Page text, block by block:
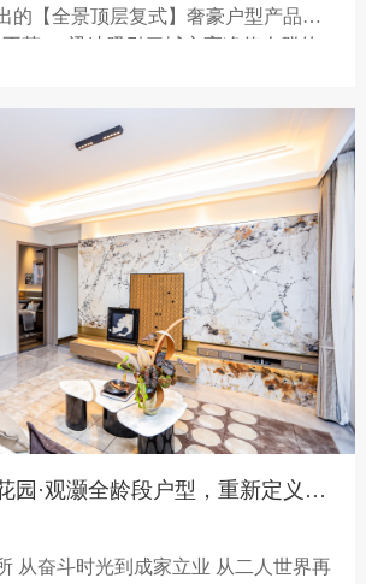
的【全景顶层复式】奢豪户型产品，
菲”，迅速吸引了城市高净值人群的
新品鉴赏|广地花园·观灏全龄段户型，重新定义美好人居
再